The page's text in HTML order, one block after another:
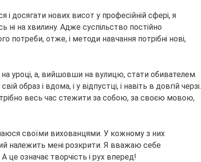
досягати нових висот у професійній сфері, я
ні на хвилину. Адже суспільство постійно
потреби, отже, і методи навчання потрібні нові,
уроці, а, вийшовши на вулицю, стати обивателем.
образ і вдома, і у відпустці, і навіть в довгій черзі.
весь час стежити за собою, за своєю мовою,
своїми вихованцями. У кожному з них
належить мені розкрити. Я вважаю себе
означає творчість і рух вперед!